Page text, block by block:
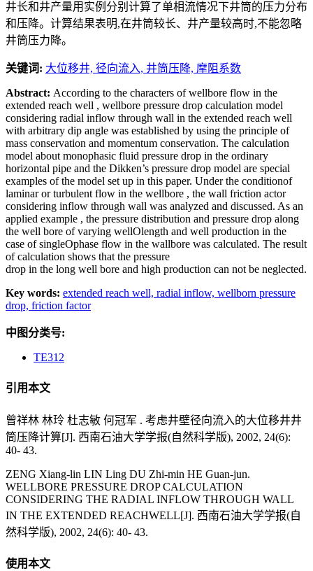
井长和井产量用实例分别计算了单相流情况下井筒的压力分布
和压降。计算结果表明,在井筒较长、井产量较高时,不能忽略
井筒压力降。
关键词: 大位移井, 径向流入, 井筒压降, 摩阻系数
Abstract: According to the characters of wellbore flow in the
extended reach well , wellbore pressure drop calculation model
considering radial inflow through wall in the extended reach well
with arbitrary dip angle was established by using the principle of
mass conservation and momentum conservation. The calculation
model about monophasic fluid pressure drop in the ordinary
horizontal pipe and the Dikken’s pressure drop model are special
examples of the model set up in this paper. Under the conditionof
laminar or turbulent flow in the wellbore , the wall friction actor
considering inflow through wall was analyzed and discussed. As an
applied example , the pressure distribution and pressure drop along
the well bore of varying wellOlength and well production in the
case of singleOphase flow in the wallbore was calculated. The result
of calculation shows that the pressure
drop in the long well bore and high production can not be neglected.
Key words: extended reach well, radial inflow, wellborn pressure
drop, friction factor
中图分类号:
TE312
引用本文
曾祥林 林玲 杜志敏 何冠军 . 考虑井壁径向流入的大位移井井
筒压降计算[J]. 西南石油大学学报(自然科学版), 2002, 24(6):
40- 43.
ZENG Xiang-lin LIN Ling DU Zhi-min HE Guan-jun.
WELLBORE PRESSURE DROP CALCULATION
CONSIDERING THE RADIAL INFLOW THROUGH WALL
IN THE EXTENDED REACHWELL[J]. 西南石油大学学报(自
然科学版), 2002, 24(6): 40- 43.
使用本文